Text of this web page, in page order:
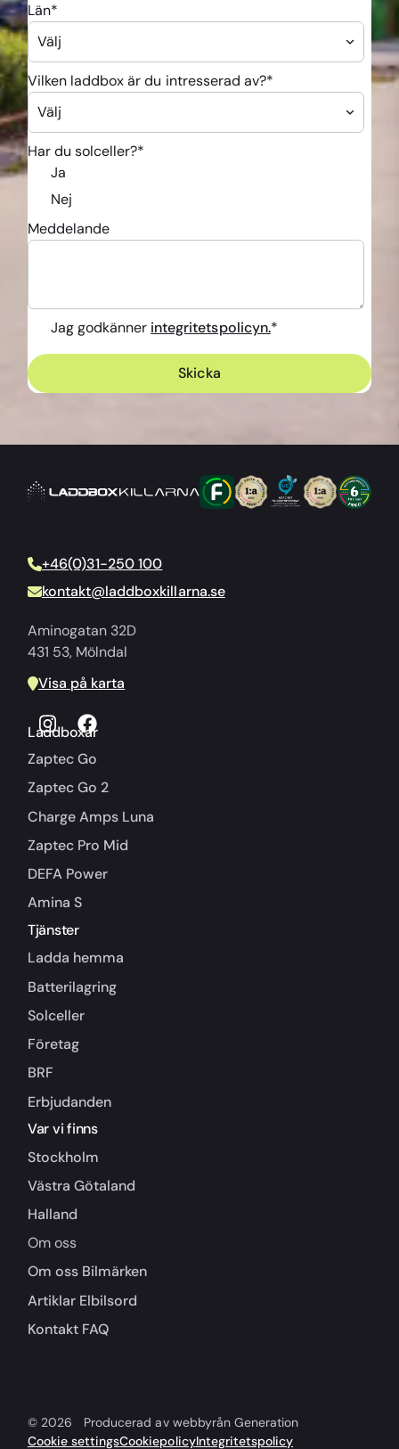
Län*
Vilken laddbox är du intresserad av?*
Har du solceller?*
Ja
Nej
Meddelande
Jag godkänner integritetspolicyn.*
+46(0)31-250 100
kontakt@laddboxkillarna.se
Aminogatan 32D
431 53, Mölndal
Visa på karta
Laddboxar
Zaptec Go
Zaptec Go 2
Charge Amps Luna
Zaptec Pro Mid
DEFA Power
Amina S
Tjänster
Ladda hemma
Batterilagring
Solceller
Företag
BRF
Erbjudanden
Var vi finns
Stockholm
Västra Götaland
Halland
Om oss
Om oss Bilmärken
Artiklar Elbilsord
Kontakt FAQ
© 2026
Producerad av webbyrån Generation
Cookie settingsCookiepolicyIntegritetspolicy